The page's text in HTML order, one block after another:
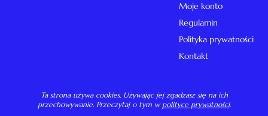
Moje konto
Regulamin
Polityka prywatności
Kontakt
Ta strona używa cookies. Używając jej zgadzasz się na ich
przechowywanie. Przeczytaj o tym w polityce prywatności.